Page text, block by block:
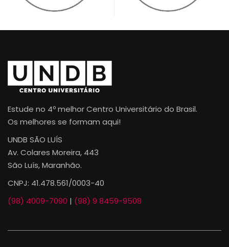
Estude no 4º melhor Centro Universitário do Brasil.
Os melhores se formam aqui!
UNDB SÃO LUÍS
Av. Colares Moreira, 443
São Luís, Maranhão.
CNPJ: 41.478.561/0003-40
(98) 4009-7090 | (98) 9 8459-9508